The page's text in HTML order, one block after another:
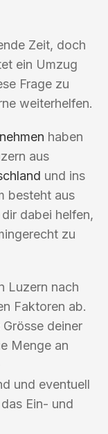
Zeit, doch
ein Umzug
Frage zu
weiterhelfen.
haben
aus
und ins
besteht aus
dabei helfen,
zu
Luzern nach
Faktoren ab.
deiner
Menge an
und eventuell
Ein- und